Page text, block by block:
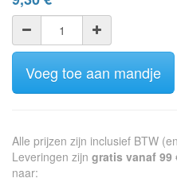
Voeg toe aan mandje
Alle prijzen zijn inclusief BTW
Leveringen zijn gratis vanaf 99
naar: